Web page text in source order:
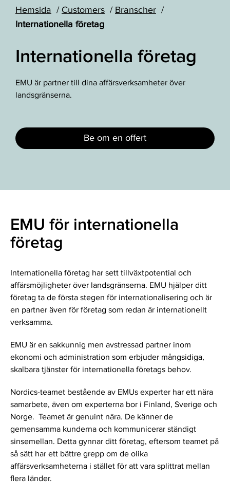
Hemsida Customers
Branscher
Internationella företag
Internationella företag
EMU är partner till dina affärsverksamheter över
landsgränserna.
Be om en offert
EMU för internationella
företag
Internationella företag har sett tillväxtpotential och
affärsmöjligheter över landsgränserna. EMU hjälper ditt
företag ta de första stegen för internationalisering och är
en partner även för företag som redan är internationellt
verksamma.
EMU är en sakkunnig men avstressad partner inom
ekonomi och administration som erbjuder mångsidiga,
skalbara tjänster för internationella företags behov.
Nordics-teamet bestående av EMUs experter har ett nära
samarbete, även om experterna bor i Finland, Sverige och
Norge. Teamet är genuint nära. De känner de
gemensamma kunderna och kommunicerar ständigt
sinsemellan. Detta gynnar ditt företag, eftersom teamet på
så sätt har ett bättre grepp om de olika
affärsverksamheterna i stället för att vara splittrat mellan
flera länder.